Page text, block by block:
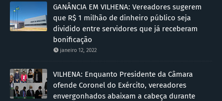
GANÂNCIA EM VILHENA: Vereadores sugerem
que R$ 1 milhão de dinheiro público seja
dividido entre servidores que já receberam
bonificação
janeiro 12, 2022
VILHENA: Enquanto Presidente da Câmara
ofende Coronel do Exército, vereadores
envergonhados abaixam a cabeça durante